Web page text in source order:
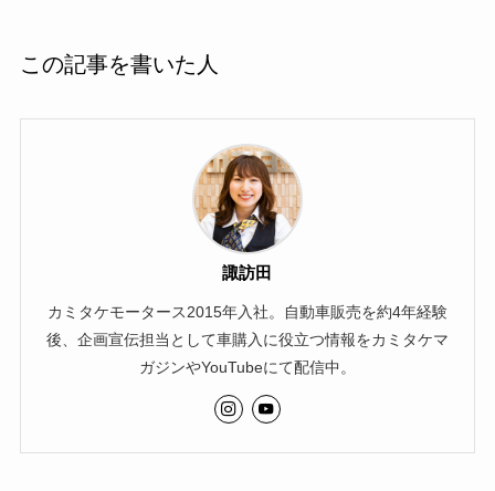
この記事を書いた人
諏訪田
カミタケモータース2015年入社。自動車販売を約4年経験
後、企画宣伝担当として車購入に役立つ情報をカミタケマ
ガジンやYouTubeにて配信中。